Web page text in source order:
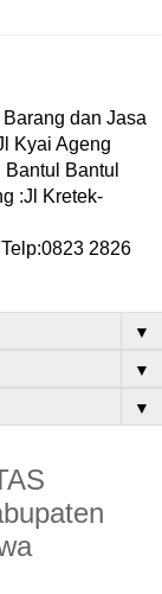
dan Jasa
Kyai Ageng
Bantul
:Jl Kretek-
2826
▼
▼
▼